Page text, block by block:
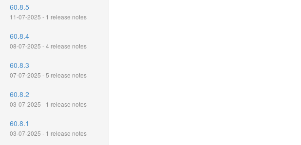
60.8.5
11-07-2025 - 1 release notes
60.8.4
08-07-2025 - 4 release notes
60.8.3
07-07-2025 - 5 release notes
60.8.2
03-07-2025 - 1 release notes
60.8.1
03-07-2025 - 1 release notes